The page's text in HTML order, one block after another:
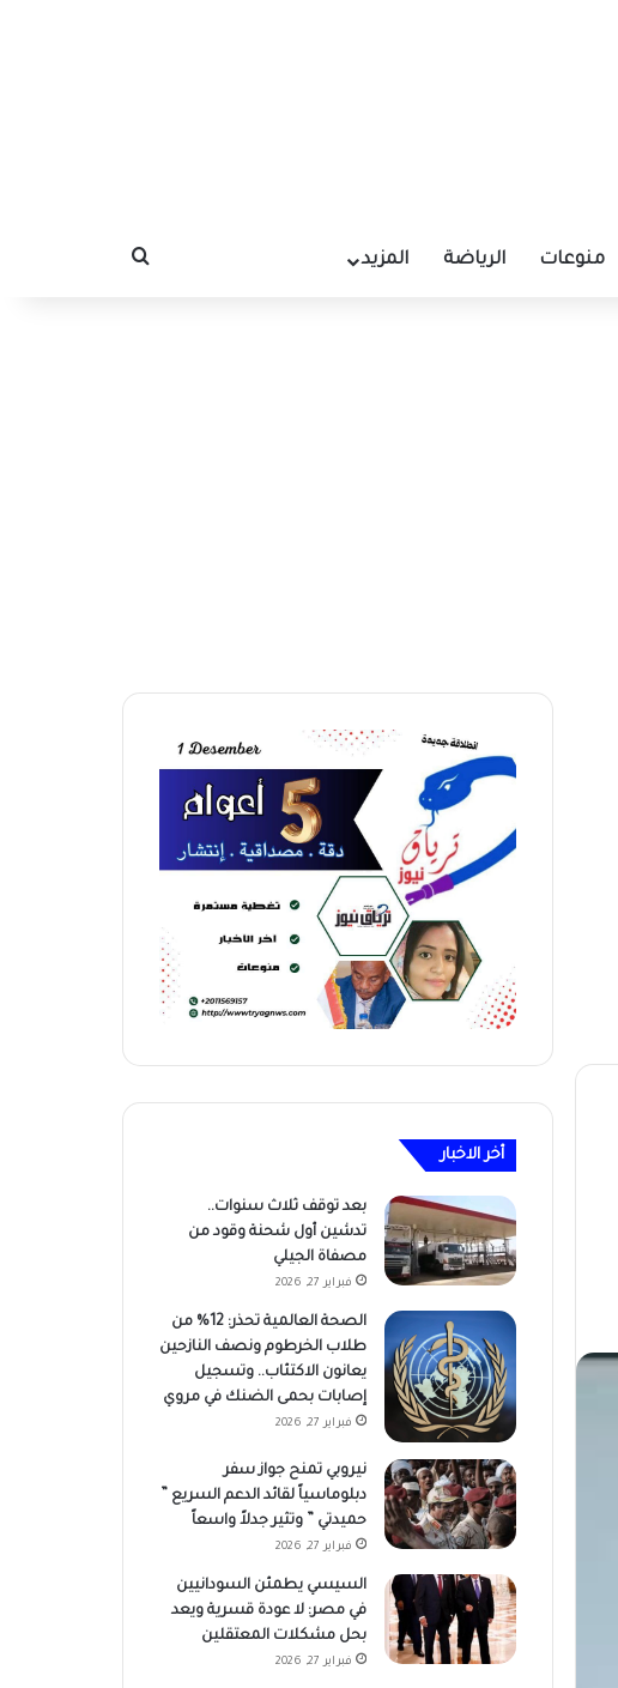
منوعات الرياضة المزيد بحث عن
أخر الاخبار
بعد توقف ثلاث سنوات..
تدشين أول شحنة وقود من
مصفاة الجيلي
فبراير 27, 2026
الصحة العالمية تحذر: 12% من
طلاب الخرطوم ونصف النازحين
يعانون الاكتئاب.. وتسجيل
إصابات بحمى الضنك في مروي
فبراير 27, 2026
نيروبي تمنح جواز سفر
دبلوماسياً لقائد الدعم السريع ”
حميدتي ” وتثير جدلاً واسعاً
فبراير 27, 2026
السيسي يطمئن السودانيين
في مصر: لا عودة قسرية ويعد
بحل مشكلات المعتقلين
فبراير 27, 2026